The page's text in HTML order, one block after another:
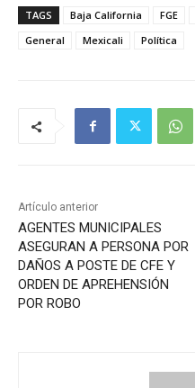
TAGS Baja California FGE
General
Mexicali Política
Artículo anterior
AGENTES MUNICIPALES
ASEGURAN A PERSONA POR
DAÑOS A POSTE DE CFE Y
ORDEN DE APREHENSIÓN
POR ROBO